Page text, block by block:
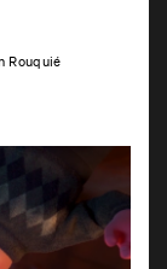
Rouquié